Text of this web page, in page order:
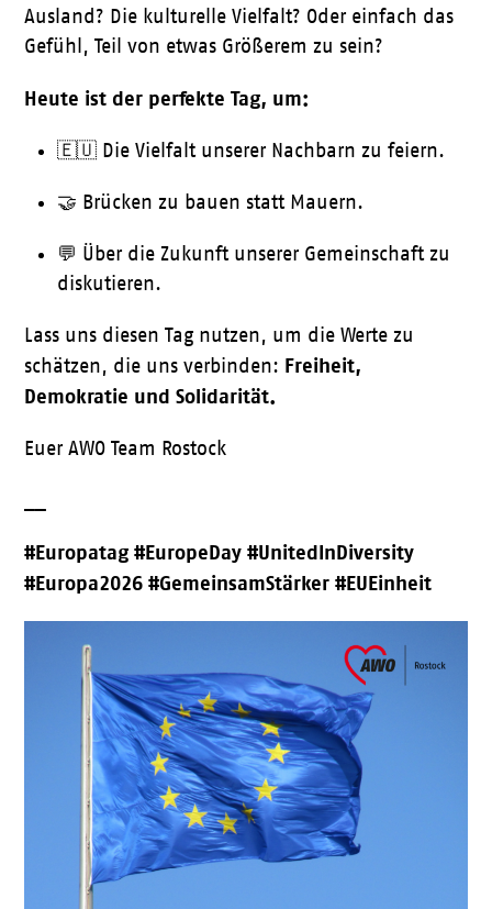
Ausland? Die kulturelle Vielfalt? Oder einfach das
Gefühl, Teil von etwas Größerem zu sein?
Heute ist der perfekte Tag, um:
🇪🇺 Die Vielfalt unserer Nachbarn zu feiern.
🤝 Brücken zu bauen statt Mauern.
💬 Über die Zukunft unserer Gemeinschaft zu
diskutieren.
Lass uns diesen Tag nutzen, um die Werte zu
schätzen, die uns verbinden: Freiheit,
Demokratie und Solidarität.
Euer AWO Team Rostock
#Europatag #EuropeDay #UnitedInDiversity
#Europa2026 #GemeinsamStärker #EUEinheit